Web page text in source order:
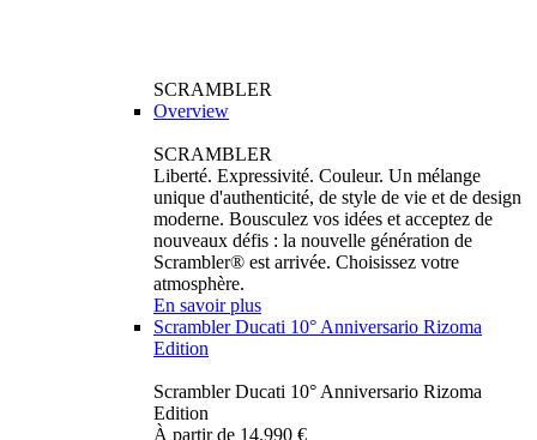
SCRAMBLER
Overview
SCRAMBLER
Liberté. Expressivité. Couleur. Un mélange
unique d'authenticité, de style de vie et de design
moderne. Bousculez vos idées et acceptez de
nouveaux défis : la nouvelle génération de
Scrambler® est arrivée. Choisissez votre
atmosphère.
En savoir plus
Scrambler Ducati 10° Anniversario Rizoma
Edition
Scrambler Ducati 10° Anniversario Rizoma
Edition
À partir de 14.990 €